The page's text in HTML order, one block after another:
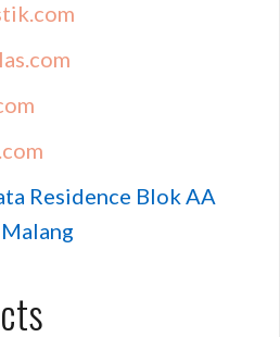
Residence Blok AA